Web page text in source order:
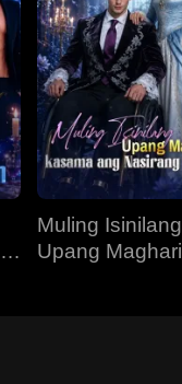
Muling Isinilang
Upang Maghari